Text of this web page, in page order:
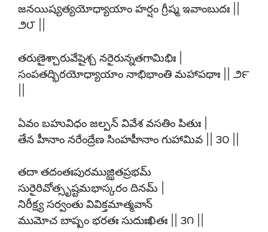
జనయిష్యత్యయోధ్యాయాం హర్షం గ్రీష్మ ఇవాంబుదః ||
౨౮ ||
తరుణైశ్చారువేషైశ్చ నరైరున్నతగామిభిః |
సంపతద్భిరయోధ్యాయాం నాభిభాంతి మహాపథాః || ౨౯
ఏవం బహువిధం జల్పన్ వివేశ వసతిం పితుః |
తేన హీనాం నరేంద్రేణ సింహహీనాం గుహామివ || ౩౦ ||
తదా తదంతఃపురముజ్ఝితప్రభమ్
సురైరివోత్సృష్టమభాస్కరం దినమ్ |
నిరీక్ష్య సర్వంతు వివిక్తమాత్మవాన్
ముమోచ బాష్పం భరతః సుదుఃఖితః || ౩౧ ||